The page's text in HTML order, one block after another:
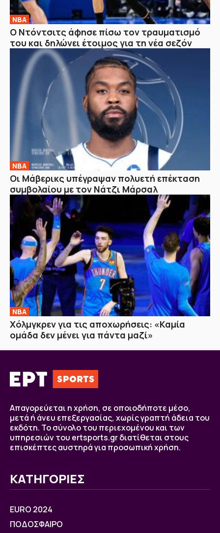
NBA
Ο Ντόντσιτς άφησε πίσω τον τραυματισμό
του και δηλώνει έτοιμος για τη νέα σεζόν
NBA
Οι Μάβερικς υπέγραψαν πολυετή επέκταση
συμβολαίου με τον Νάτζι Μάρσαλ
NBA
Χόλμγκρεν για τις αποχωρήσεις: «Καμία
ομάδα δεν μένει για πάντα μαζί»
Απαγορεύεται η χρήση, σε οποιοδήποτε μέσο,
μετά ή άνευ επεξεργασίας, χωρίς γραπτή άδεια του
εκδότη. Το σύνολο του περιεχομένου και των
υπηρεσιών του ertsports.gr διατίθεται στους
επισκέπτες αυστηρά για προσωπική χρήση.
ΚΑΤΗΓΟΡΙΕΣ
EURO 2024
ΠΟΔΟΣΦΑΙΡΟ